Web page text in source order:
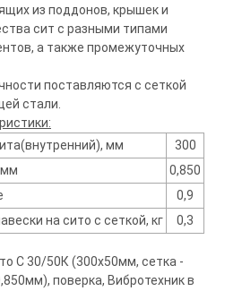
из поддонов, крышек и
сит с разными типами
а также промежуточных
поставляются с сеткой
стали.
мм
300
мм
0,850
0,9
на сито с сеткой, кг
0,3
С 30/50К (300х50мм, сетка -
поверка, Вибротехник в